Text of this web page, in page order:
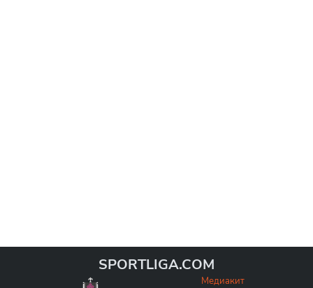
SPORTLIGA.COM
Медиакит